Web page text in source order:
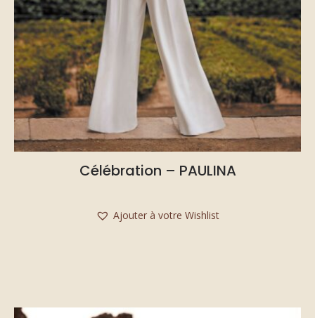
Célébration – PAULINA
Ajouter à votre Wishlist